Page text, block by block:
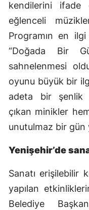
kendilerini ifade
eğlenceli
Programın en
“Doğada Bir
sahnelenmesi
oyunu büyük bir
adeta bir şenlik
çıkan minikler
unutulmaz bir gün
Yenişehir’de
Sanatı erişilebilir
yapılan
Belediye